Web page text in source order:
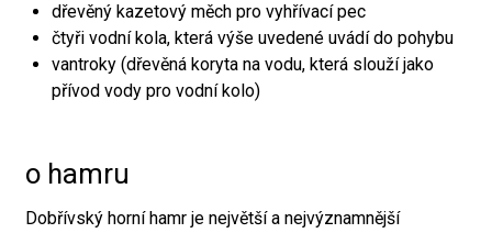
dřevěný kazetový měch pro vyhřívací pec
čtyři vodní kola, která výše uvedené uvádí do pohybu
vantroky (dřevěná koryta na vodu, která slouží jako
přívod vody pro vodní kolo)
o hamru
Dobřívský horní hamr je největší a nejvýznamnější